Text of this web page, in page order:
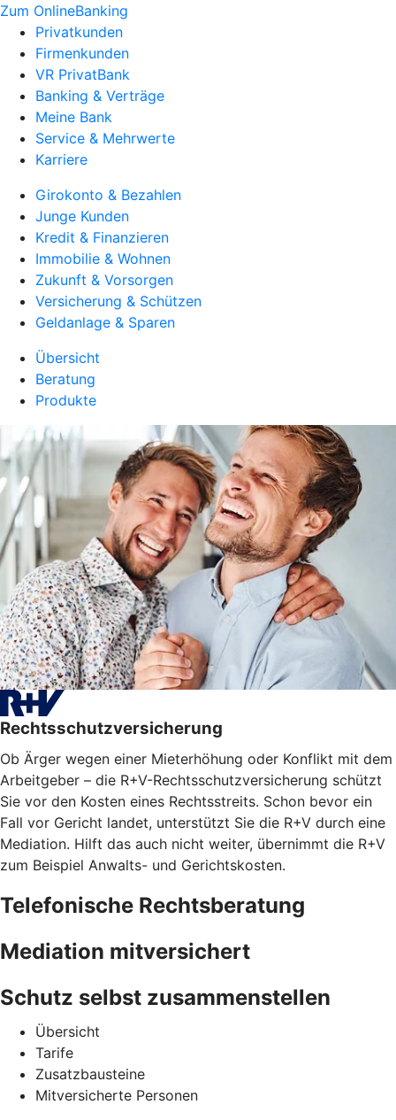
Zum OnlineBanking
Privatkunden
Firmenkunden
VR PrivatBank
Banking & Verträge
Meine Bank
Service & Mehrwerte
Karriere
Girokonto & Bezahlen
Junge Kunden
Kredit & Finanzieren
Immobilie & Wohnen
Zukunft & Vorsorgen
Versicherung & Schützen
Geldanlage & Sparen
Übersicht
Beratung
Produkte
Rechtsschutzversicherung
Ob Ärger wegen einer Mieterhöhung oder Konflikt mit dem
Arbeitgeber – die R+V-Rechtsschutzversicherung schützt
Sie vor den Kosten eines Rechtsstreits. Schon bevor ein
Fall vor Gericht landet, unterstützt Sie die R+V durch eine
Mediation. Hilft das auch nicht weiter, übernimmt die R+V
zum Beispiel Anwalts- und Gerichtskosten.
Telefonische Rechtsberatung
Mediation mitversichert
Schutz selbst zusammenstellen
Übersicht
Tarife
Zusatzbausteine
Mitversicherte Personen